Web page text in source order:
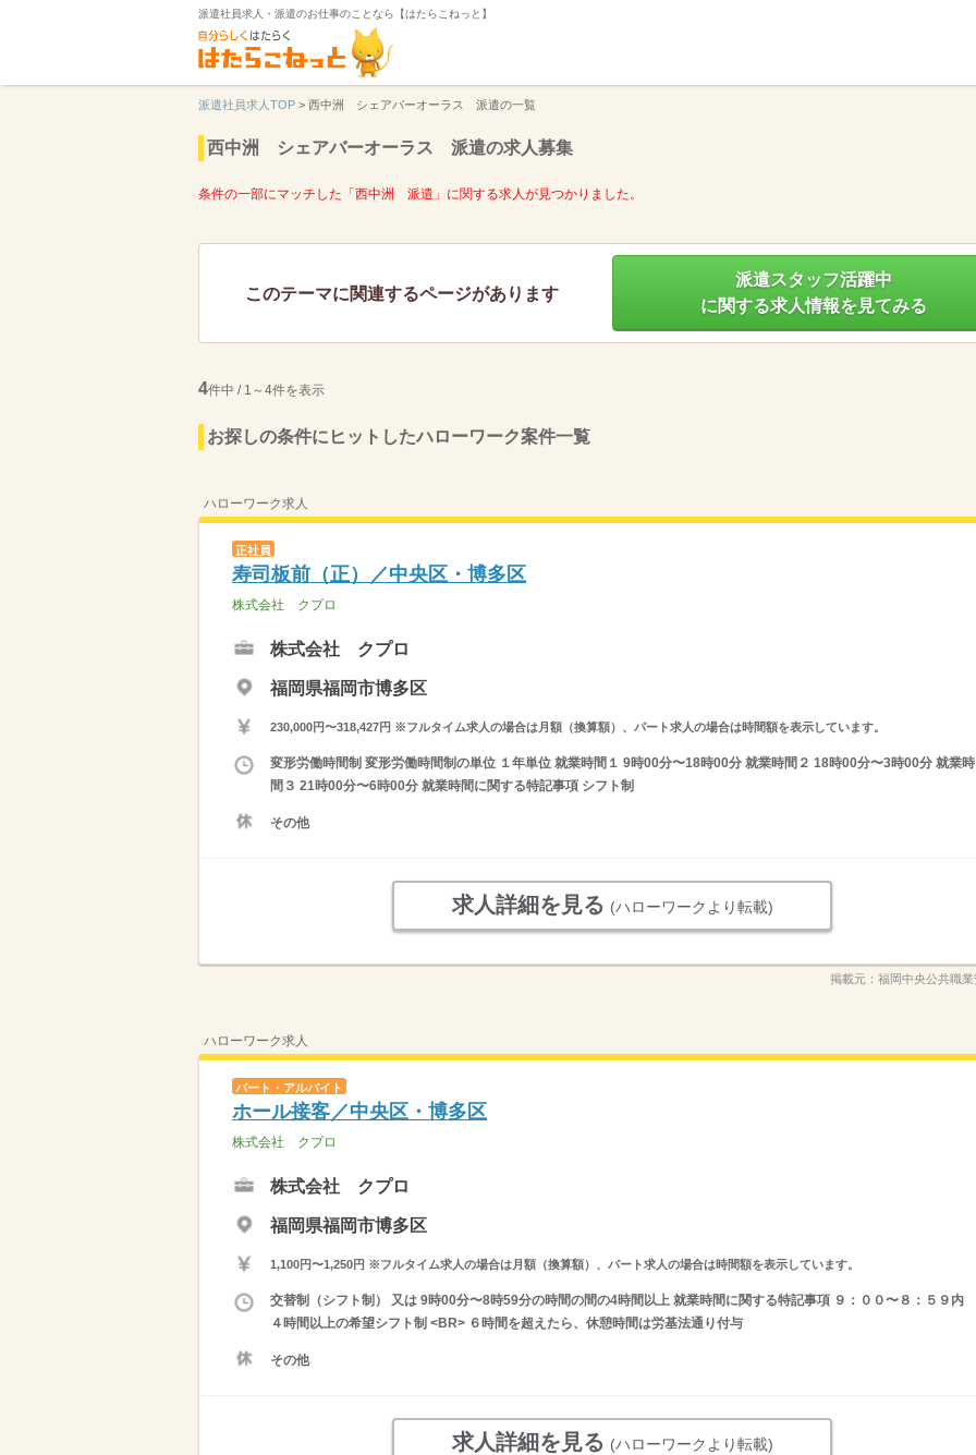
派遣社員求人・派遣のお仕事のことなら【はたらこねっと】
派遣社員求人TOP > 西中洲 シェアバーオーラス 派遣の一覧
西中洲 シェアバーオーラス 派遣の求人募集
条件の一部にマッチした「西中洲 派遣」に関する求人が見つかりました。
このテーマに関連するページがあります
派遣スタッフ活躍中
に関する求人情報を見てみる
4件中 / 1～4件を表示
お探しの条件にヒットしたハローワーク案件一覧
ハローワーク求人
正社員
寿司板前（正）／中央区・博多区
株式会社 クプロ
株式会社 クプロ
福岡県福岡市博多区
230,000円〜318,427円 ※フルタイム求人の場合は月額（換算額）、パート求人の場合は時間額を表示しています。
変形労働時間制 変形労働時間制の単位 １年単位 就業時間１ 9時00分〜18時00分 就業時間２ 18時00分〜3時00分 就業時
間３ 21時00分〜6時00分 就業時間に関する特記事項 シフト制
その他
求人詳細を見る (ハローワークより転載)
掲載元： 福岡中央公共職
ハローワーク求人
パート・アルバイト
ホール接客／中央区・博多区
株式会社 クプロ
株式会社 クプロ
福岡県福岡市博多区
1,100円〜1,250円 ※フルタイム求人の場合は月額（換算額）、パート求人の場合は時間額を表示しています。
交替制（シフト制） 又は 9時00分〜8時59分の時間の間の4時間以上 就業時間に関する特記事項 ９：００〜８：５９内
４時間以上の希望シフト制 <BR> ６時間を超えたら、休憩時間は労基法通り付与
その他
求人詳細を見る (ハローワークより転載)